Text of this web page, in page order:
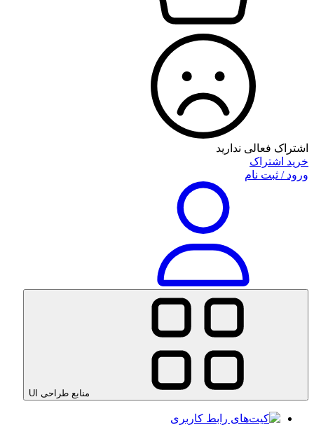
اشتراک فعالی ندارید
خرید اشتراک
ورود / ثبت نام
منابع طراحی UI